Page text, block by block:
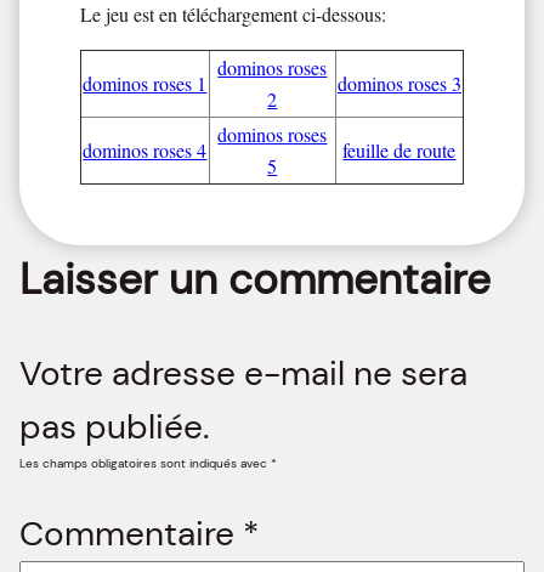
Le jeu est en téléchargement ci-dessous:
dominos roses 1
dominos roses
2
dominos roses 3
dominos roses 4
dominos roses
5
feuille de route
Laisser un commentaire
Votre adresse e-mail ne sera
pas publiée.
Les champs obligatoires sont indiqués avec *
Commentaire *